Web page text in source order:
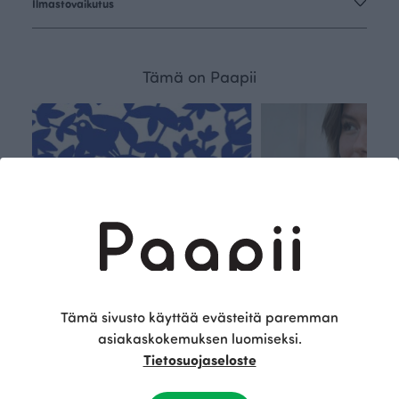
Ilmastovaikutus
Tämä on Paapii
Kestä
Tämä sivusto käyttää evästeitä paremman
asiakaskokemuksen luomiseksi.
Tietosuojaseloste